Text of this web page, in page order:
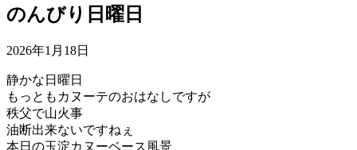
のんびり日曜日
2026年1月18日
静かな日曜日
もっともカヌーテのおはなしですが
秩父で山火事
油断出来ないですねぇ
本日の玉淀カヌーベース風景